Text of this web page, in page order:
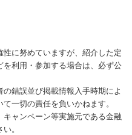
性に努めていますが、紹介した定
利用・参加する場合は、必ず公
錯誤並び掲載情報入手時期によ
一切の責任を負いかねます。
ャンペーン等実施元である金融
。